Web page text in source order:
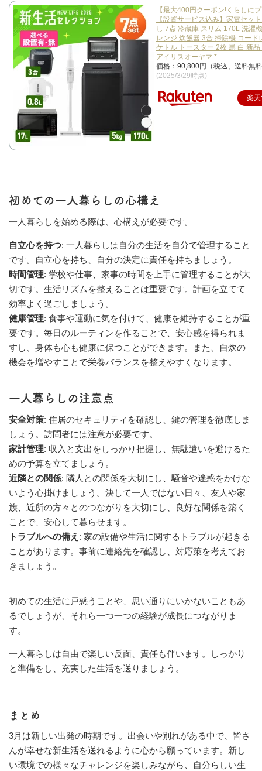
【最大400円クーポン!くらしに
【設置サービス込み】家電セッ
し 7点 冷蔵庫 スリム 170L 洗濯
レンジ 炊飯器 3合 掃除機 コード
ケトル トースター 2枚 黒 白 新品
アイリスオーヤマ *
価格：90,800円（税込、送料無
(2025/3/29時点)
楽
初めての一人暮らしの心構え
一人暮らしを始める際は、心構えが必要です。
自立心を持つ: 一人暮らしは自分の生活を自分で管理すること
です。自立心を持ち、自分の決定に責任を持ちましょう。
時間管理: 学校や仕事、家事の時間を上手に管理することが大
切です。生活リズムを整えることは重要です。計画を立てて
効率よく過ごしましょう。
健康管理: 食事や運動に気を付けて、健康を維持することが重
要です。毎日のルーティンを作ることで、安心感を得られま
すし、身体も心も健康に保つことができます。また、自炊の
機会を増やすことで栄養バランスを整えやすくなります。
一人暮らしの注意点
安全対策: 住居のセキュリティを確認し、鍵の管理を徹底しま
しょう。訪問者には注意が必要です。
家計管理: 収入と支出をしっかり把握し、無駄遣いを避けるた
めの予算を立てましょう。
近隣との関係: 隣人との関係を大切にし、騒音や迷惑をかけな
いよう心掛けましょう。決して一人ではない日々、友人や家
族、近所の方々とのつながりを大切にし、良好な関係を築く
ことで、安心して暮らせます。
トラブルへの備え : 家の設備や生活に関するトラブルが起きる
ことがあります。事前に連絡先を確認し、対応策を考えてお
きましょう。
初めての生活に戸惑うことや、思い通りにいかないこともあ
るでしょうが、それら一つ一つの経験が成長につながりま
す。
一人暮らしは自由で楽しい反面、責任も伴います。しっかり
と準備をし、充実した生活を送りましょう。
まとめ
3月は新しい出発の時期です。出会いや別れがある中で、皆さ
んが幸せな新生活を送れるように心から願っています。新し
い環境での様々なチャレンジを楽しみながら、自分らしい生